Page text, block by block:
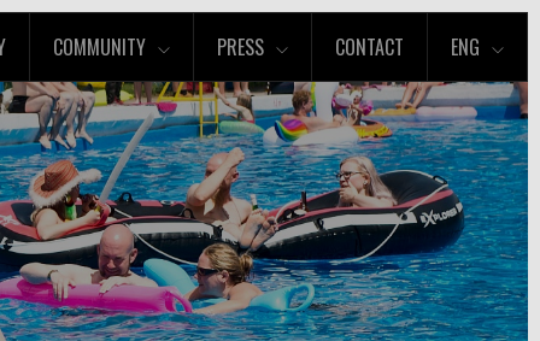
COMMUNITY PRESS CONTACT ENG